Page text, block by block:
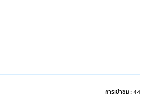
การเข้าชม : 44